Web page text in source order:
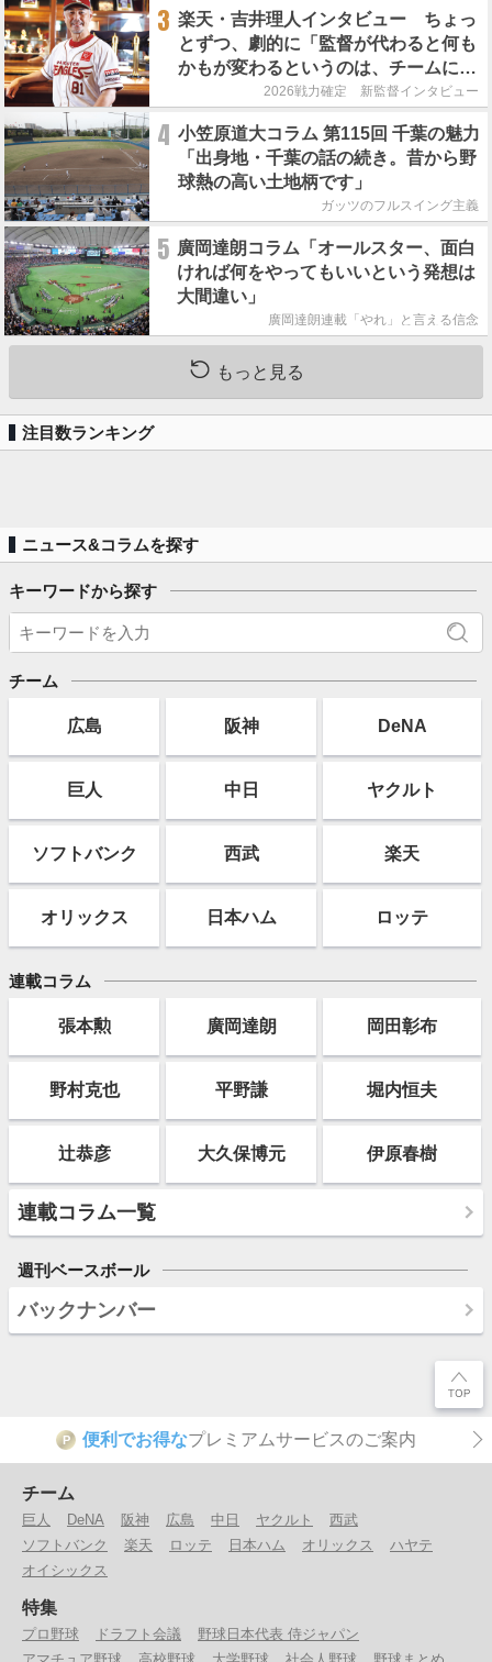
3 楽天・吉井理人インタビュー ちょっ
とずつ、劇的に「監督が代わると何も
かもが変わるというのは、チームにと
って良くないことなんです」
2026戦力確定 新監督インタビュー
4 小笠原道大コラム 第115回 千葉の魅力
「出身地・千葉の話の続き。昔から野
球熱の高い土地柄です」
ガッツのフルスイング主義
5 廣岡達朗コラム「オールスター、面白
ければ何をやってもいいという発想は
大間違い」
廣岡達朗連載「やれ」と言える信念
もっと見る
注目数ランキング
ニュース&コラムを探す
キーワードから探す
チーム
広島 阪神 DeNA
巨人 中日 ヤクルト
ソフト バンク 西武 楽天
オリックス 日本ハム ロッテ
連載コラム
張本勲 廣岡達朗 岡田彰布
野村克也 平野謙 堀内恒夫
辻恭彦 大久保博元 伊原春樹
連載コラム一覧
週刊ベースボール
バックナンバー
P 便利でお得なプレミアムサービスのご案内
チーム
巨人 DeNA 阪神 広島 中日 ヤクルト
西武
ソフトバンク
楽天 ロッテ 日本ハム オリックス
ハヤテ
オイシックス
特集
プロ野球 ドラフト会議
野球日本代表 侍ジャパン